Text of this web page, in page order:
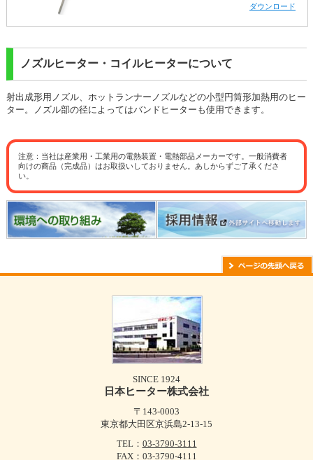
ダウンロード
ノズルヒーター・コイルヒーターについて
射出成形用ノズル、ホットランナーノズルなどの小型円筒形加熱用のヒー
ター。ノズル部の径によってはバンドヒーターも使用できます。
注意：当社は産業用・工業用の電熱装置・電熱部品メーカーです。一般消費者
向けの商品（完成品）はお取扱いしておりません。あしからずご了承くださ
い。
SINCE 1924
日本ヒーター株式会社
〒143-0003
東京都大田区京浜島2-13-15
TEL： 03-3790-3111
FAX：03-3790-4111